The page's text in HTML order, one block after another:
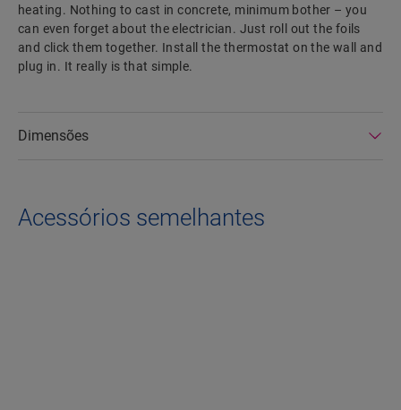
heating. Nothing to cast in concrete, minimum bother – you
can even forget about the electrician. Just roll out the foils
and click them together. Install the thermostat on the wall and
plug in. It really is that simple.
Dimensões
Acessórios semelhantes